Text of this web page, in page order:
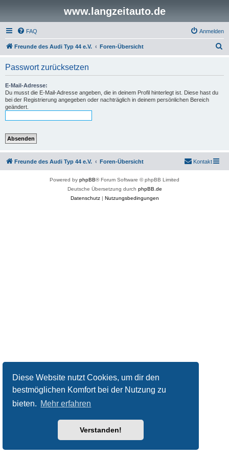
Diese Website nutzt Cookies, um dir den
bestmöglichen Komfort bei der Nutzung zu
bieten. Mehr erfahren
Verstanden!
www.langzeitauto.de
FAQ Anmelden
Freunde des Audi Typ 44 e.V. Foren-Übersicht
Passwort zurücksetzen
E-Mail-Adresse:
Du musst die E-Mail-Adresse angeben, die in deinem Profil hinterlegt ist. Diese hast du
bei der Registrierung angegeben oder nachträglich in deinem persönlichen Bereich
geändert.
Freunde des Audi Typ 44 e.V. Foren-Übersicht Kontakt
Powered by phpBB® Forum Software © phpBB Limited
Deutsche Übersetzung durch phpBB.de
Datenschutz| Nutzungsbedingungen